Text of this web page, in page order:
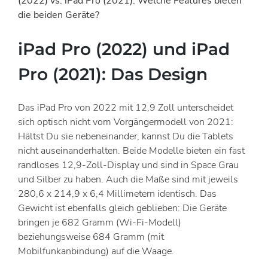
die beiden Geräte?
iPad Pro (2022) und iPad
Pro (2021): Das Design
Das iPad Pro von 2022 mit 12,9 Zoll unterscheidet
sich optisch nicht vom Vorgängermodell von 2021:
Hältst Du sie nebeneinander, kannst Du die Tablets
nicht auseinanderhalten. Beide Modelle bieten ein fast
randloses 12,9-Zoll-Display und sind in Space Grau
und Silber zu haben. Auch die Maße sind mit jeweils
280,6 x 214,9 x 6,4 Millimetern identisch. Das
Gewicht ist ebenfalls gleich geblieben: Die Geräte
bringen je 682 Gramm (Wi-Fi-Modell)
beziehungsweise 684 Gramm (mit
Mobilfunkanbindung) auf die Waage.